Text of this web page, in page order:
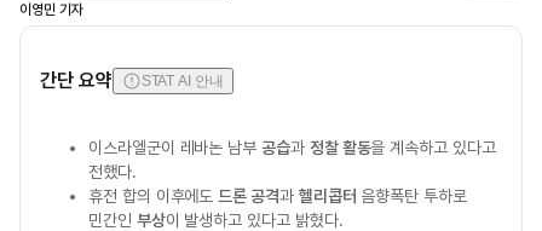
이영민 기자
간단 요약 STAT AI 안내
이스라엘군이 레바논 남부공습과 정찰 활동을 계속하고 있다고
전했다.
휴전 합의 이후에도 드론 공격과 헬리콥터 음향폭탄 투하로
민간인 부상이 발생하고 있다고 밝혔다.